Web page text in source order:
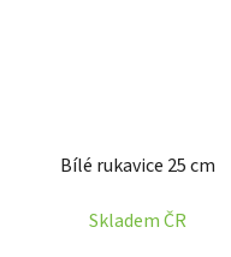
Bílé rukavice 25 cm
Skladem ČR